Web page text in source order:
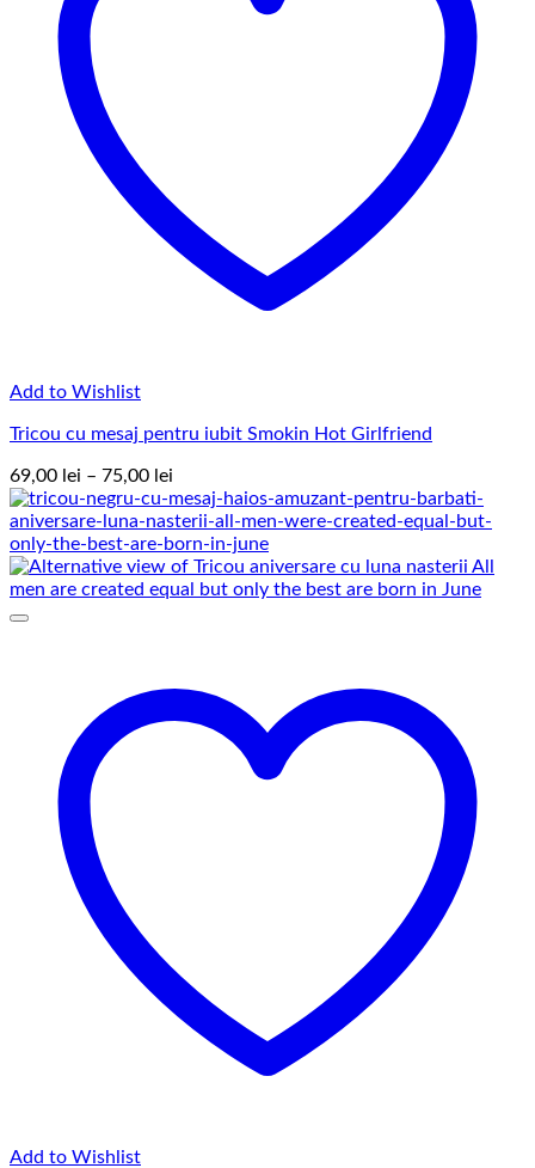
Add to Wishlist
Tricou cu mesaj pentru iubit Smokin Hot Girlfriend
69,00 lei – 75,00 lei
de
prețuri:
69,00 lei
până
la
Add to Wishlist